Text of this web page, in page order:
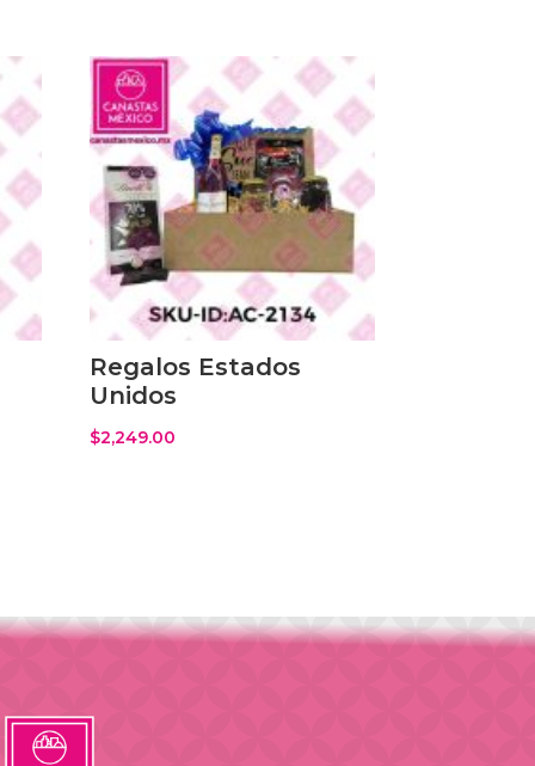
Regalos Estados
Unidos
$2,249.00